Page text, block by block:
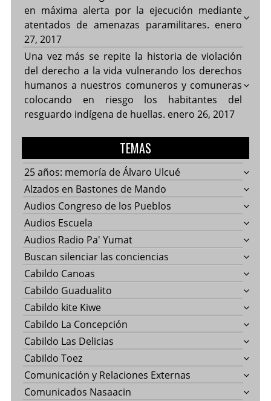
en máxima alerta por la ejecución mediante
atentados de amenazas paramilitares. enero
27, 2017
Una vez más se repite la historia de violación
del derecho a la vida vulnerando los derechos
humanos a nuestros comuneros y comuneras
colocando en riesgo los habitantes del
resguardo indígena de huellas. enero 26, 2017
TEMAS
25 años: memoría de Álvaro Ulcué
Alzados en Bastones de Mando
Audios Congreso de los Pueblos
Audios Escuela
Audios Radio Pa' Yumat
Buscan silenciar las conciencias
Cabildo Canoas
Cabildo Guadualito
Cabildo kite Kiwe
Cabildo La Concepción
Cabildo Las Delicias
Cabildo Toez
Comunicación y Relaciones Externas
Comunicados Nasaacin